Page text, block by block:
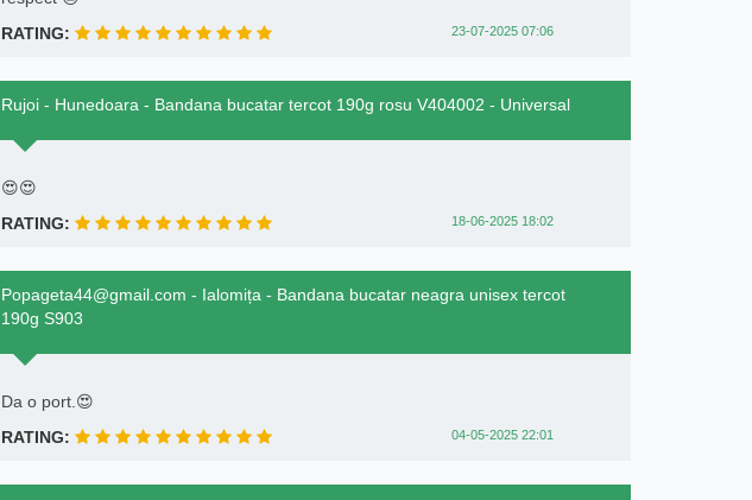
RATING:
23-07-2025 07:06
Rujoi - Hunedoara - Bandana bucatar tercot 190g rosu V404002 - Universal
😍😍
RATING:
18-06-2025 18:02
Popageta44@gmail.com - Ialomița - Bandana bucatar neagra unisex tercot
190g S903
Da o port.😍
RATING:
04-05-2025 22:01